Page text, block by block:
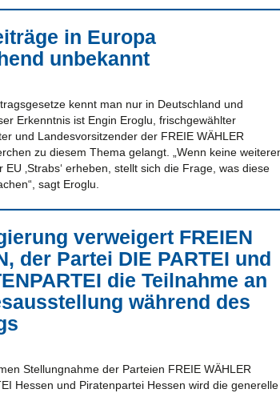
in Europa
unbekannt
kennt man nur in Deutschland und
Erkenntnis ist Engin Eroglu, frischgewählter
und Landesvorsitzender der FREIE WÄHLER
zu diesem Thema gelangt. „Wenn keine
EU ‚Strabs‘ erheben, stellt sich die Frage, was diese
sagt Eroglu.
verweigert FREIEN
der Partei DIE PARTEI und
die Teilnahme an
während des
Stellungnahme der Parteien FREIE WÄHLER
Hessen und Piratenpartei Hessen wird die generelle